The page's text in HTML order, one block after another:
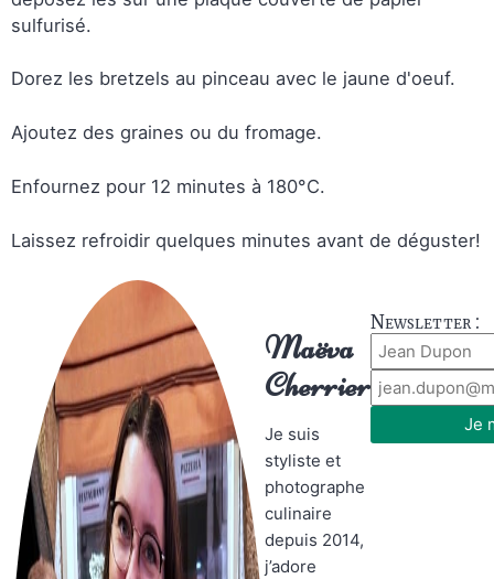
Maëva
Cherrier
Je suis
styliste et
photographe
culinaire
depuis 2014,
j’adore
Newsletter :
Je
sulfurisé.
Dorez les bretzels au pinceau avec le jaune d'oeuf.
Ajoutez des graines ou du fromage.
Enfournez pour 12 minutes à 180°C.
Laissez refroidir quelques minutes avant de déguster!